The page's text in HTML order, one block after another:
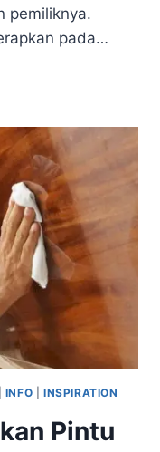
pemiliknya.
pada…
INFO |INSPIRATION
Pintu